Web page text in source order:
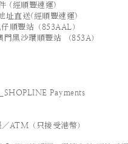
(經順豐速運)
址直送(經順豐速運)
順豐站（853AAL）
黑沙環順豐站 （853A）
Payments
ATM（只接受港幣）